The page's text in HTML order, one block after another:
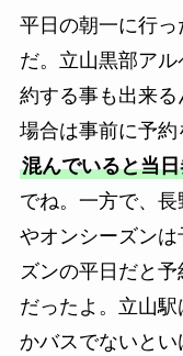
平日の朝一に行
だ。立山黒部ア
約する事も出来る
場合は事前に予約
混んでいると当
でね。一方で、
やオンシーズン
ズンの平日だと
だったよ。立山
かバスでないと